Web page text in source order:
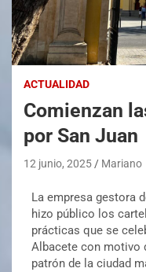
ACTUALIDAD
Comienzan
por San Juan
12 junio, 2025 Mariano
La empresa gestora
hizo público los
prácticas que se
Albacete con motivo
patrón de la ciudad